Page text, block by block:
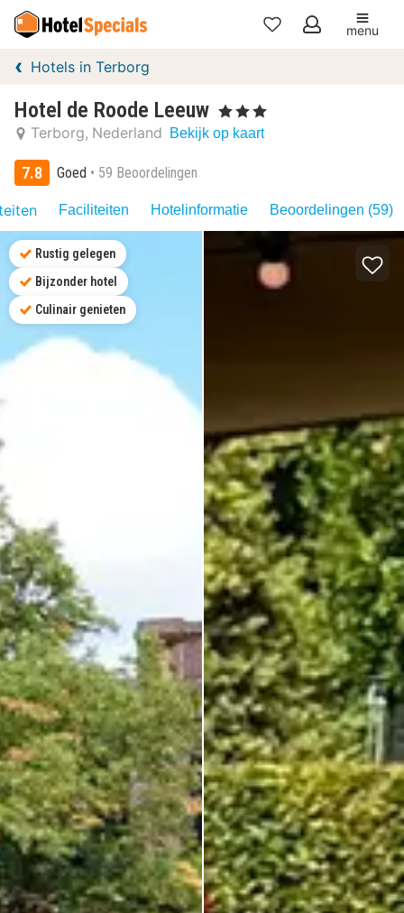
Mijn
menu
Hotels in Terborg
Hotel de Roode Leeuw , 3 Sterren
Terborg Nederland Bekijk op kaart
7.8 Goed 59 Beoordelingen
Faciliteiten Hotelinformatie Beoordelingen (59)
Rustig gelegen
Bijzonder hotel
Culinair genieten